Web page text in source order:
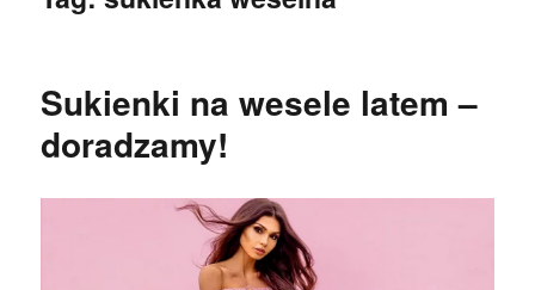
Sukienki na wesele latem –
doradzamy!